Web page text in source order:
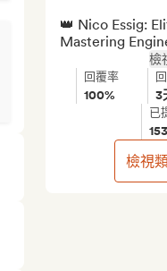
👑 Nico Essig:
Mastering
檢
回覆率
100% 3
已
153
檢視